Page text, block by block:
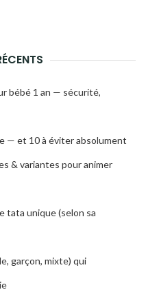
bébé 1 an — sécurité,
— et 10 à éviter absolument
& variantes pour animer
tata unique (selon sa
garçon, mixte) qui